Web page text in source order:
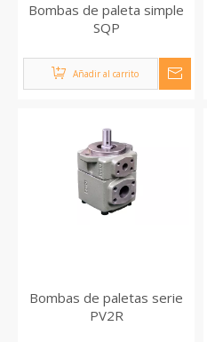
Bombas de paleta simple
SQP
Añadir al carrito
Bombas de paletas serie
PV2R